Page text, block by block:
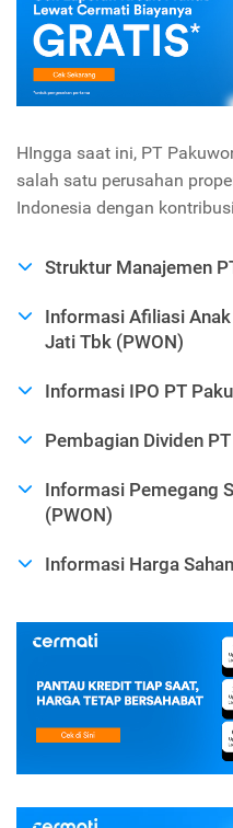
HIngga saat ini, PT
salah satu perusahan
Indonesia dengan
Struktur Manajemen
Informasi Afiliasi
Jati Tbk (PWON)
Informasi IPO PT
Pembagian Dividen
Informasi Pemegang
(PWON)
Informasi Harga